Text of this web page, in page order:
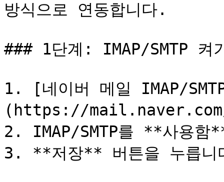
방식으로 연동합니다.
### 1단계: IMAP/SMTP 켜
1. [네이버 메일 IMAP/
(https://mail.naver.com/
2. IMAP/SMTP를 **사용함
3. **저장** 버튼을 누릅니